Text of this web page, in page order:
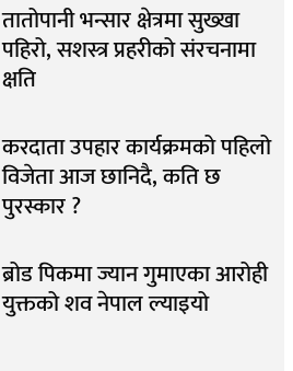
तातोपानी भन्सार क्षेत्रमा सुख्खा
पहिरो, सशस्त्र प्रहरीको संरचनामा
क्षति
करदाता उपहार कार्यक्रमको पहिलो
विजेता आज छानिदै, कति छ
पुरस्कार ?
ब्रोड पिकमा ज्यान गुमाएका आरोही
युक्तको शव नेपाल ल्याइयो